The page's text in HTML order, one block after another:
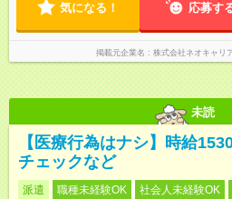
気になる！ 応募す
掲載元企業名 株式会社ネオキャリ
未読
【医療行為はナシ】時給
チェックなど
派遣 職種未経験OK 社会人未経験OK